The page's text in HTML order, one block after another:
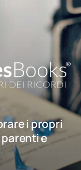
i propri
e